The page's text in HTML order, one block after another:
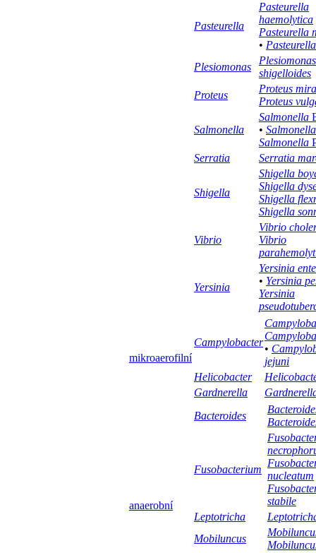
Pasteurella
Pasteurella
haemolytica
Pasteurella
•
Plesiomonas
Plesiomonas
shigelloides
Proteus
Proteus
Proteus
Salmonella
Salmonella
• Salmonella
Salmonella
Serratia
Serratia
Shigella
Shigella
Shigella
Shigella
Shigella
Vibrio
Vibrio
Vibrio
Yersinia
Yersinia
• Yersinia
Yersinia
mikroaerofilní
Campylobacter
•
jejuni
Helicobacter
Gardnerella
anaerobní
Bacteroides
Fusobacterium
nucleatum
stabile
Leptotricha
Mobiluncus